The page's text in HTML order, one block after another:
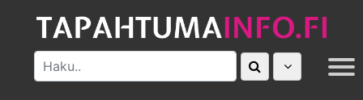
MUUT